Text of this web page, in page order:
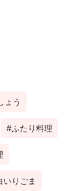
ょう
ふたり料理
いりごま